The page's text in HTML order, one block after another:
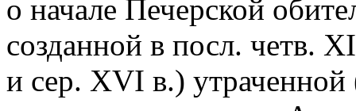
о начале Печерской
созданной в посл. четв.
и сер. XVI в.) утраченной